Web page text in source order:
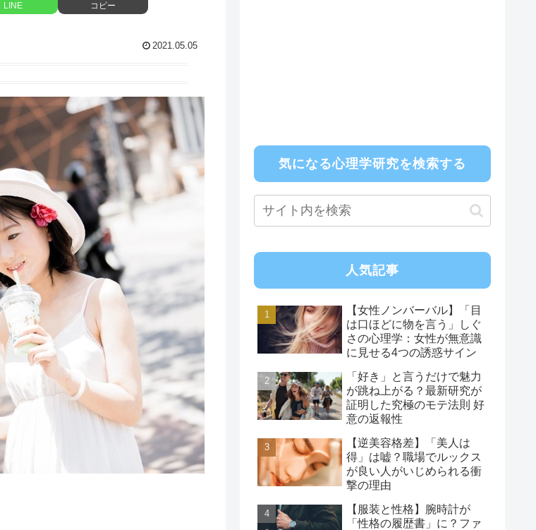
LINE コピー
2021.05.05
気になる心理学研究を検索する
人気記事
【女性ノンバーバル】「目
は口ほどに物を言う」しぐ
さの心理学：女性が無意識
に見せる4つの誘惑サイン
「好き」と言うだけで魅力
が跳ね上がる？最新研究が
証明した究極のモテ法則 好
意の返報性
【逆美容格差】「美人は
得」は嘘？職場でルックス
が良い人がいじめられる衝
撃の理由
【服装と性格】腕時計が
「性格の履歴書」に？ファ